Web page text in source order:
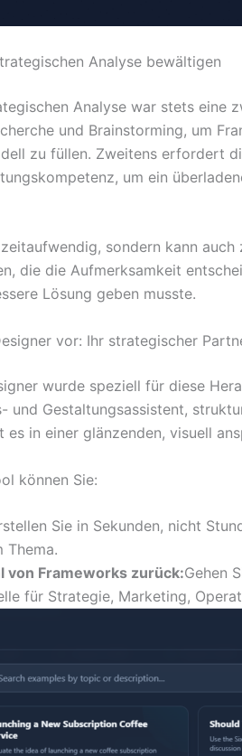
Analyse bewältigen
Analyse war stets eine
und Brainstorming, um
zu füllen. Zweitens erfordert
um ein
sondern kann auch
die die Aufmerksamkeit
Lösung geben musste.
vor: Ihr strategischer
wurde speziell für diese
und Gestaltungsassistent,
in einer glänzenden, visuell
können Sie:
Sie in Sekunden, nicht
Thema.
von Frameworks zurück:Gehen
für Strategie, Marketing,